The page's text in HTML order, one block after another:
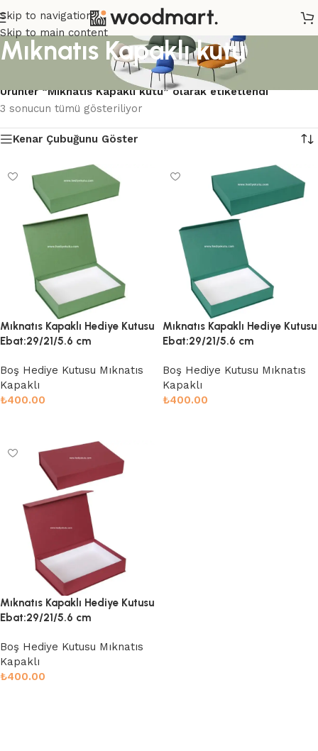
Skip to navigation
Skip to main content
Mıknatıs Kapaklı kutu
Ürünler “Mıknatıs Kapaklı kutu” olarak etiketlendi
3 sonucun tümü gösteriliyor
Kenar Çubuğunu Göster
Mıknatıs Kapaklı Hediye Kutusu
Ebat:29/21/5.6 cm
Boş Hediye Kutusu Mıknatıs
Kapaklı
₺400.00
Mıknatıs Kapaklı Hediye Kutusu
Ebat:29/21/5.6 cm
Boş Hediye Kutusu Mıknatıs
Kapaklı
₺400.00
Mıknatıs Kapaklı Hediye Kutusu
Ebat:29/21/5.6 cm
Boş Hediye Kutusu Mıknatıs
Kapaklı
₺400.00